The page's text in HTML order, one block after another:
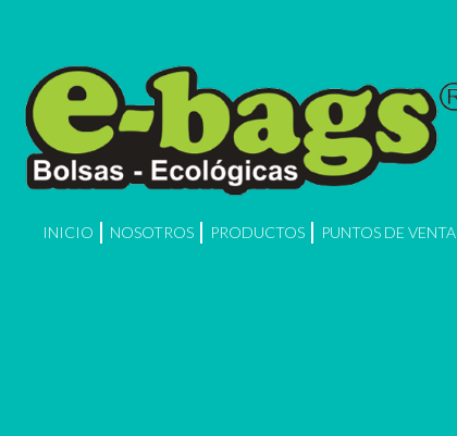
INICIO NOSOTROS PRODUCTOS PUNTOS DE VENTA